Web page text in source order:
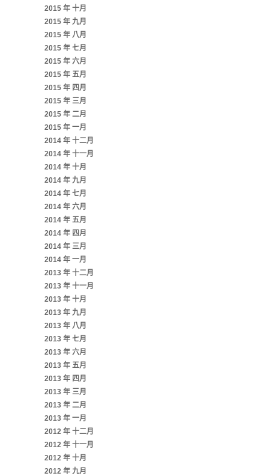
2015 年 十月
2015 年 九月
2015 年 八月
2015 年 七月
2015 年 六月
2015 年 五月
2015 年 四月
2015 年 三月
2015 年 二月
2015 年 一月
2014 年 十二月
2014 年 十一月
2014 年 十月
2014 年 九月
2014 年 七月
2014 年 六月
2014 年 五月
2014 年 四月
2014 年 三月
2014 年 一月
2013 年 十二月
2013 年 十一月
2013 年 十月
2013 年 九月
2013 年 八月
2013 年 七月
2013 年 六月
2013 年 五月
2013 年 四月
2013 年 三月
2013 年 二月
2013 年 一月
2012 年 十二月
2012 年 十一月
2012 年 十月
2012 年 九月